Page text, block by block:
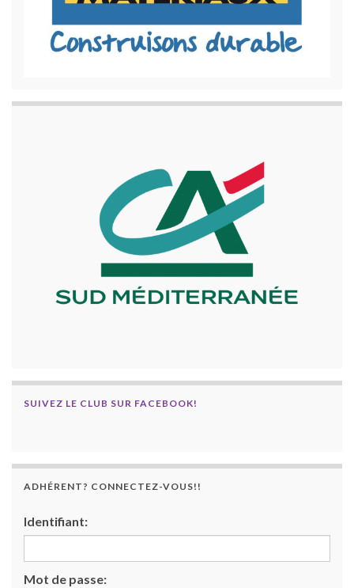
SUIVEZ LE CLUB SUR FACEBOOK!
ADHÉRENT? CONNECTEZ-VOUS!!
Identifiant:
Mot de passe: